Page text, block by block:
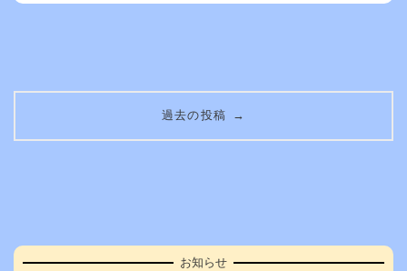
投
稿
ゲ
過去の投稿 →
お知らせ